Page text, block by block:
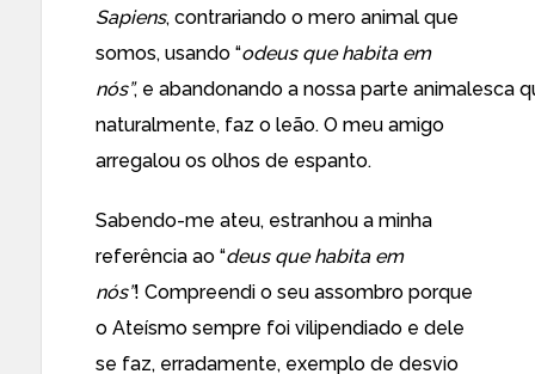
Sapiens, contrariando o mero animal que
somos, usando “odeus que habita em
nós”, e abandonando a nossa parte animalesca
naturalmente, faz o leão. O meu amigo
arregalou os olhos de espanto.
Sabendo-me ateu, estranhou a minha
referência ao “deus que habita em
nós”! Compreendi o seu assombro porque
o Ateísmo sempre foi vilipendiado e dele
se faz, erradamente, exemplo de desvio